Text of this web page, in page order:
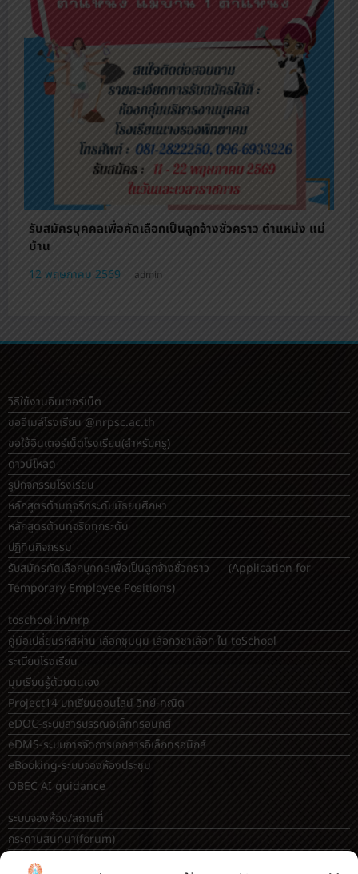
รับสมัครบุคคลเพื่อคัดเลือกเป็นลูกจ้างชั่วคราว ตําแหน่ง แม่
บ้าน
12 พฤษภาคม 2569 admin
วิธีใช้งานอินเตอร์เน็ต
ขออีเมล์โรงเรียน @nrpsc.ac.th
ขอใช้อินเตอร์เน็ตโรงเรียน(สำหรับครู)
ดาวน์โหลด
รูปกิจกรรมโรงเรียน
หลักสูตรต้านทุจริตระดับมัธยมศึกษา
หลักสูตรต้านทุจริตทุกระดับ
ปฏิทินกิจกรรม
รับสมัครคัดเลือกบุคคลเพื่อเป็นลูกจ้างชั่วคราว (Application for
Temporary Employee Positions)
toschool.in/nrp
คู่มือเปลี่ยนรหัสผ่าน เลือกชุมนุม เลือกวิชาเลือก ใน toSchool
ระเบียบโรงเรียน
มุมเรียนรู้ด้วยตนเอง
Project14 บทเรียนออนไลน์ วิทย์-คณิต
eDOC-ระบบสารบรรณอิเล็กทรอนิกส์
eDMS-ระบบการจัดการเอกสารอิเล็กทรอนิกส์
eBooking-ระบบจองห้องประชุม
OBEC AI guidance
ระบบจองห้อง/สถานที่
กระดานสนทนา(forum)
ขออนุญาตออกนอกโรงเรียน